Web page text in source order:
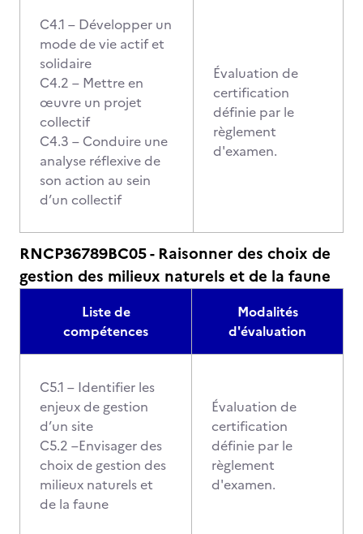
C4.1 – Développer un
mode de vie actif et
solidaire
C4.2 – Mettre en
œuvre un projet
collectif
C4.3 – Conduire une
analyse réflexive de
son action au sein
d’un collectif
Évaluation de
certification
définie par le
règlement
d'examen.
RNCP36789BC05 - Raisonner des choix de
gestion des milieux naturels et de la faune
Liste de
compétences
Modalités
d'évaluation
C5.1 – Identifier les
enjeux de gestion
d’un site
C5.2 –Envisager des
choix de gestion des
milieux naturels et
de la faune
Évaluation de
certification
définie par le
règlement
d'examen.